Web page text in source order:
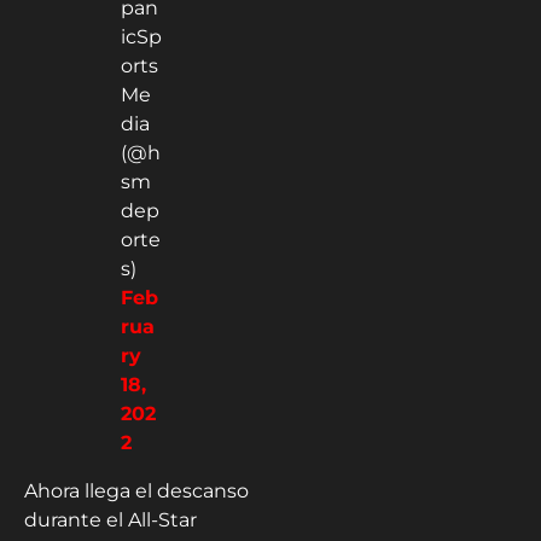
pan
icSp
orts
Me
dia
(@h
sm
dep
orte
s)
Feb
rua
ry
18,
202
2
Ahora llega el descanso
durante el All-Star